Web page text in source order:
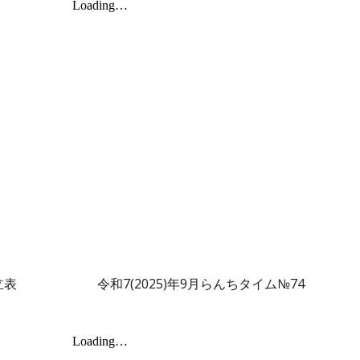
表 令和7(2025)年9月らんちタイム№74